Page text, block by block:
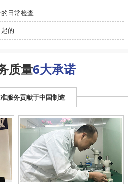
日常检查
的
质量6大承诺
服务贡献于中国制造